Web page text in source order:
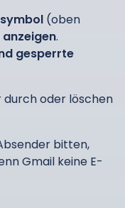
(oben
anzeigen.
gesperrte
durch oder löschen
bitten,
Gmail keine E-